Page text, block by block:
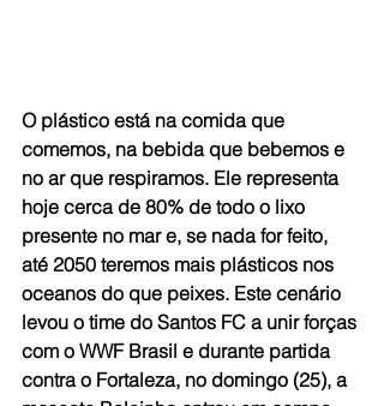
O plástico está na comida que
comemos, na bebida que bebemos e
no ar que respiramos. Ele representa
hoje cerca de 80% de todo o lixo
presente no mar e, se nada for feito,
até 2050 teremos mais plásticos nos
oceanos do que peixes. Este cenário
levou o time do Santos FC a unir forças
com o WWF Brasil e durante partida
contra o Fortaleza, no domingo (25), a